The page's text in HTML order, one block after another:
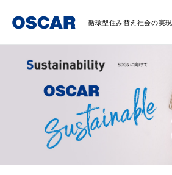
循環型住み替え社会の実現